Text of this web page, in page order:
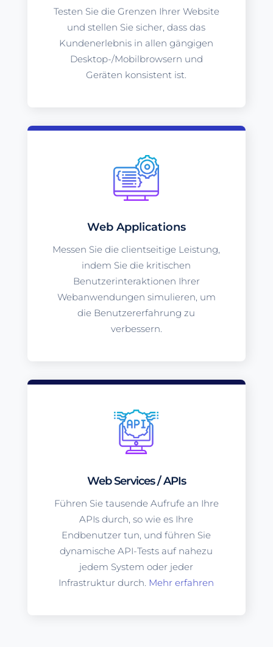
Testen Sie die Grenzen Ihrer Website
und stellen Sie sicher, dass das
Kundenerlebnis in allen gängigen
Desktop-/Mobilbrowsern und
Geräten konsistent ist.
Web Applications
Messen Sie die clientseitige Leistung,
indem Sie die kritischen
Benutzerinteraktionen Ihrer
Webanwendungen simulieren, um
die Benutzererfahrung zu
verbessern.
Web Services / APIs
Führen Sie tausende Aufrufe an Ihre
APIs durch, so wie es Ihre
Endbenutzer tun, und führen Sie
dynamische API-Tests auf nahezu
jedem System oder jeder
Infrastruktur durch. Mehr erfahren